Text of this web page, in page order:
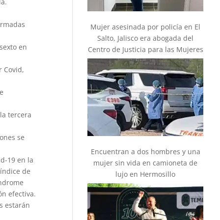
en
Covid,
tercera
se
19 en la
de
efectiva.
estarán
Mujer asesinada por policía en El
Salto, Jalisco era abogada del
Centro de Justicia para las Mujeres
Encuentran a dos hombres y una
mujer sin vida en camioneta de
lujo en Hermosillo